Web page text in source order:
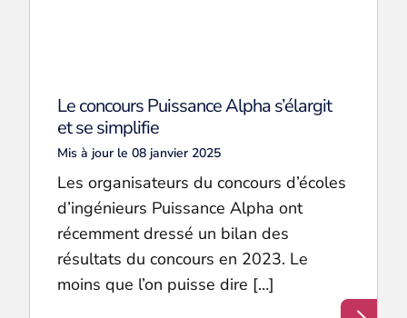
Le concours Puissance Alpha s’élargit
et se simplifie
Mis à jour le 08 janvier 2025
Les organisateurs du concours d’écoles
d’ingénieurs Puissance Alpha ont
récemment dressé un bilan des
résultats du concours en 2023. Le
moins que l’on puisse dire […]